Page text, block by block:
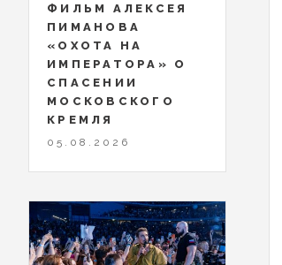
ФИЛЬМ АЛЕКСЕЯ
ПИМАНОВА
«ОХОТА НА
ИМПЕРАТОРА» О
СПАСЕНИИ
МОСКОВСКОГО
КРЕМЛЯ
05.08.2026